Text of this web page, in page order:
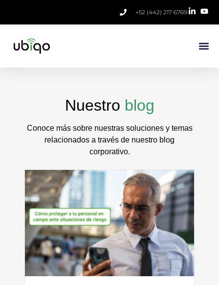
+52 (442) 217 6769
Nuestro blog
Conoce más sobre nuestras soluciones y temas
relacionados a través de nuestro blog
corporativo.